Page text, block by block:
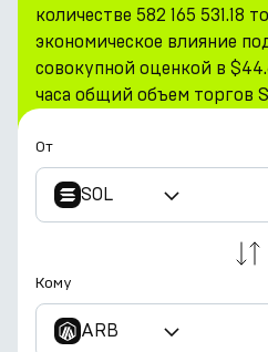
количестве 582 165 531.18
экономическое влияние
совокупной оценкой в
часа общий объем торгов
От
SOL
Кому
ARB